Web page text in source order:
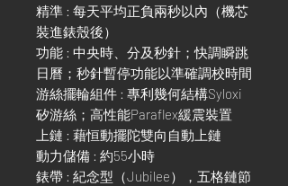
精準 : 每天平均正負兩秒以內（機芯
裝進錶殼後）
功能 : 中央時、分及秒針；快調瞬跳
日曆；秒針暫停功能以準確調校時間
游絲擺輪組件 : 專利幾何結構Syloxi
矽游絲；高性能Paraflex緩震裝置
上鏈 : 藉恒動擺陀雙向自動上鏈
動力儲備 : 約55小時
錶帶 : 紀念型（Jubilee），五格鏈節